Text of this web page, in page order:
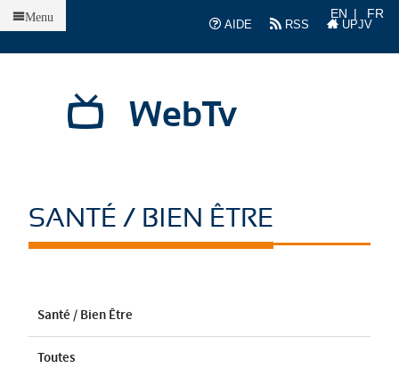
AIDE
RSS UPJV
EN FR
WebTv
Menu
SANTÉ / BIEN ÊTRE
Santé / Bien Être
Toutes